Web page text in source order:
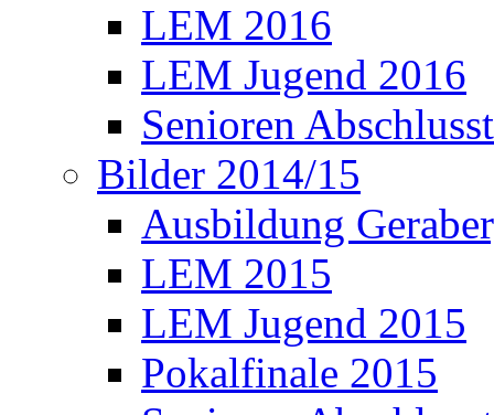
LEM 2016
LEM Jugend 2016
Senioren
Bilder 2014/15
Ausbildung
LEM 2015
LEM Jugend 2015
Pokalfinale 2015